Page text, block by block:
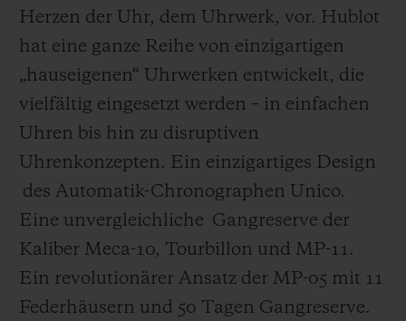
Herzen der Uhr, dem Uhrwerk, vor. Hublot
hat eine ganze Reihe von einzigartigen
„hauseigenen“ Uhrwerken entwickelt, die
vielfältig eingesetzt werden – in einfachen
Uhren bis hin zu disruptiven
Uhrenkonzepten. Ein einzigartiges Design
des Automatik-Chronographen Unico.
Eine unvergleichliche Gangreserve der
Kaliber Meca-10, Tourbillon und MP-11.
Ein revolutionärer Ansatz der MP-05 mit 11
Federhäusern und 50 Tagen Gangreserve.